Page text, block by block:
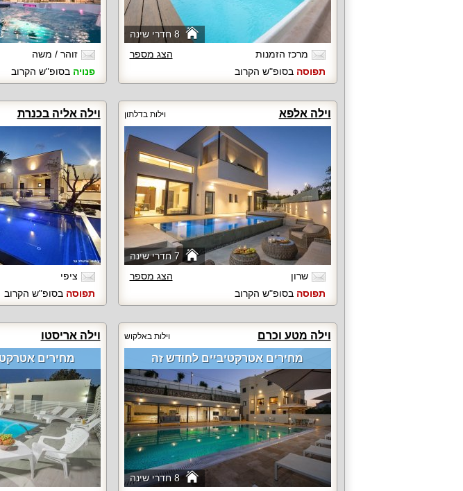
8 חדרי שינה
מרכז הזמנות
הצג מספר
תפוסה בסופ"ש הקרוב
זוהר / משה
פנויה בסופ"ש הקרוב
וילה אלפא וילות בדלתון
7 חדרי שינה
שרון
הצג מספר
תפוסה בסופ"ש הקרוב
וילה אליה בכנרת
ציפי
תפוסה בסופ"ש הקרוב
וילה מטע וכרם וילות באלקוש
8 חדרי שינה
מחירים אטרקטיביים לחודש זה
וילה אריסטו
מחירים